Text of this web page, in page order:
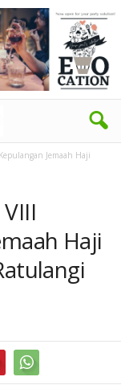
Jemaah Haji
Haji